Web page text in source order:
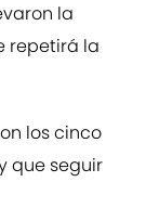
la
repetirá la
los cinco
que seguir